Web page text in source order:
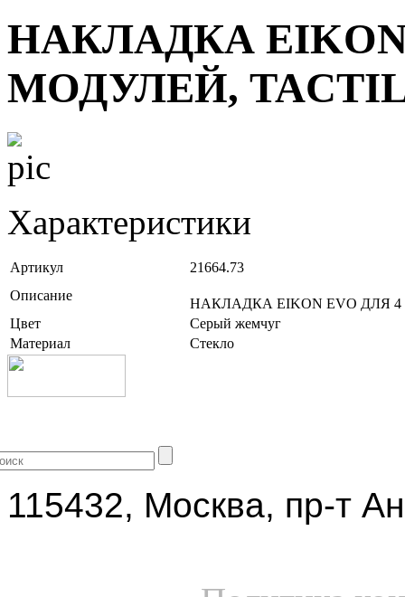
НАКЛАДКА
МОДУЛЕЙ,
Характеристики
Артикул
21664.73
Описание
НАКЛАДКА EIKON EVO ДЛЯ
Цвет
Серый жемчуг
Материал
Стекло
115432, Москва, пр-т